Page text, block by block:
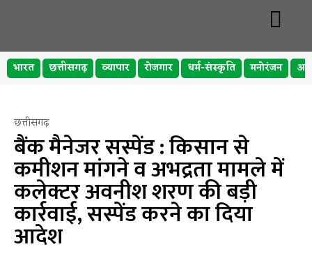
भारत छत्तीसगढ़ व्यापार रोजगार धर्म-संस्कृति मनोरंजन
छत्तीसगढ़
बैंक मैनेजर सस्पेंड : किसान से
कमीशन मांगने व अभद्रता मामले में
कलेक्टर अवनीश शरण की बड़ी
कार्रवाई, सस्पेंड करने का दिया
आदेश